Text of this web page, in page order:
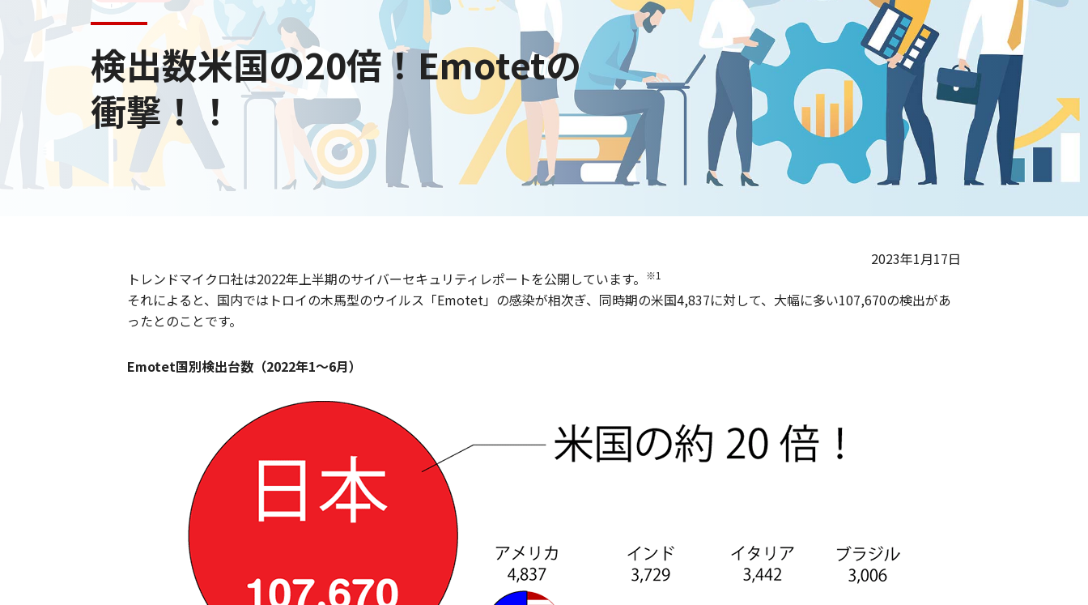
検出数米国の20倍！Emotetの
衝撃！！
2023年1月17日
トレンドマイクロ社は2022年上半期のサイバーセキュリティレポートを公開しています。
※1
それによると、国内ではトロイの木馬型のウイルス「Emotet」の感染が相次ぎ、同時期の米国4,837に対して、大幅に多い107,670の検出があ
ったとのことです。
Emotet国別検出台数（2022年1～6月）